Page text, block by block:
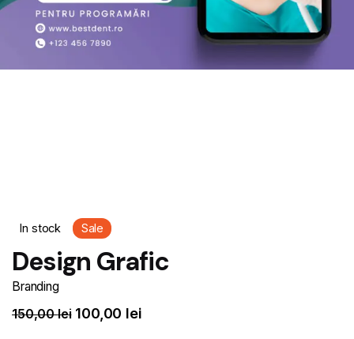
In stock Sale
Design Grafic
Branding
150,00lei 100,00 lei